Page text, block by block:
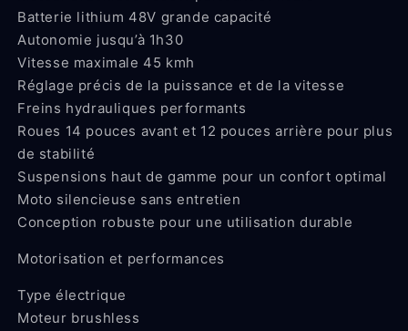
Batterie lithium 48V grande capacité
Autonomie jusqu’à 1h30
Vitesse maximale 45 kmh
Réglage précis de la puissance et de la vitesse
Freins hydrauliques performants
Roues 14 pouces avant et 12 pouces arrière pour plus
de stabilité
Suspensions haut de gamme pour un confort optimal
Moto silencieuse sans entretien
Conception robuste pour une utilisation durable
Motorisation et performances
Type électrique
Moteur brushless